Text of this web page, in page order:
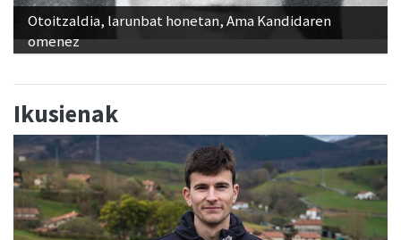
Otoitzaldia, larunbat honetan, Ama Kandidaren
omenez
Ikusienak